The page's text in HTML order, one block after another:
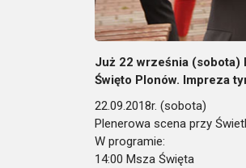
Już 22 września (sobota)
Święto Plonów. Impreza
22.09.2018r. (sobota)
Plenerowa scena przy
W programie:
14:00 Msza Święta